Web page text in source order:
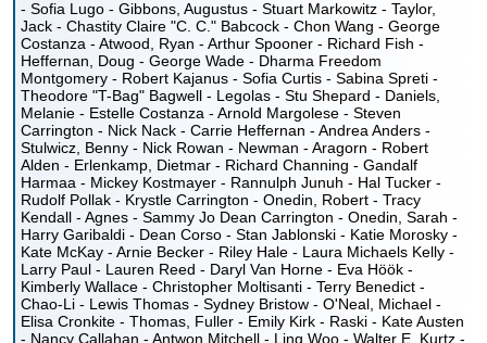
- Sofia Lugo - Gibbons, Augustus - Stuart Markowitz - Taylor,
Jack - Chastity Claire "C. C." Babcock - Chon Wang - George
Costanza - Atwood, Ryan - Arthur Spooner - Richard Fish -
Heffernan, Doug - George Wade - Dharma Freedom
Montgomery - Robert Kajanus - Sofia Curtis - Sabina Spreti -
Theodore "T-Bag" Bagwell - Legolas - Stu Shepard - Daniels,
Melanie - Estelle Costanza - Arnold Margolese - Steven
Carrington - Nick Nack - Carrie Heffernan - Andrea Anders -
Stulwicz, Benny - Nick Rowan - Newman - Aragorn - Robert
Alden - Erlenkamp, Dietmar - Richard Channing - Gandalf
Harmaa - Mickey Kostmayer - Rannulph Junuh - Hal Tucker -
Rudolf Pollak - Krystle Carrington - Onedin, Robert - Tracy
Kendall - Agnes - Sammy Jo Dean Carrington - Onedin, Sarah -
Harry Garibaldi - Dean Corso - Stan Jablonski - Katie Morosky -
Kate McKay - Arnie Becker - Riley Hale - Laura Michaels Kelly -
Larry Paul - Lauren Reed - Daryl Van Horne - Eva Höök -
Kimberly Wallace - Christopher Moltisanti - Terry Benedict -
Chao-Li - Lewis Thomas - Sydney Bristow - O'Neal, Michael -
Elisa Cronkite - Thomas, Fuller - Emily Kirk - Raski - Kate Austen
- Nancy Callahan - Antwon Mitchell - Ling Woo - Walter E. Kurtz -